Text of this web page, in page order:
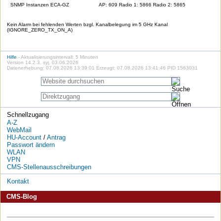
SNMP Instanzen ECA-GZ
AP: 609 Radio 1: 5866 Radio 2: 5865
Kein Alarm bei fehlenden Werten bzgl. Kanalbelegung im 5 GHz Kanal
(IGNORE_ZERO_TX_ON_A)
Hilfe - Aktualisierungsintervall: 5 Minuten
Version 14.2.3, syj, 03.06.2026
Datenerhebung: 07.08.2026 13:39:01 Erzeugt: 07.08.2026 13:41:46 PID 1563031
Schnellzugang
A-Z
WebMail
HU-Account/ Antrag
Passwort ändern
WLAN
VPN
CMS-Stellenausschreibungen
Kontakt
CMS-Blog